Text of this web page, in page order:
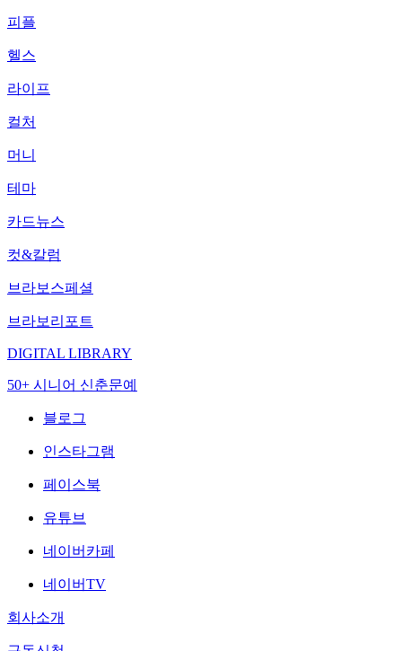
피플
헬스
라이프
컬처
머니
테마
카드뉴스
컷&칼럼
브라보스페셜
브라보리포트
DIGITAL LIBRARY
50+ 시니어 신춘문예
블로그
인스타그램
페이스북
유튜브
네이버카페
네이버TV
회사소개